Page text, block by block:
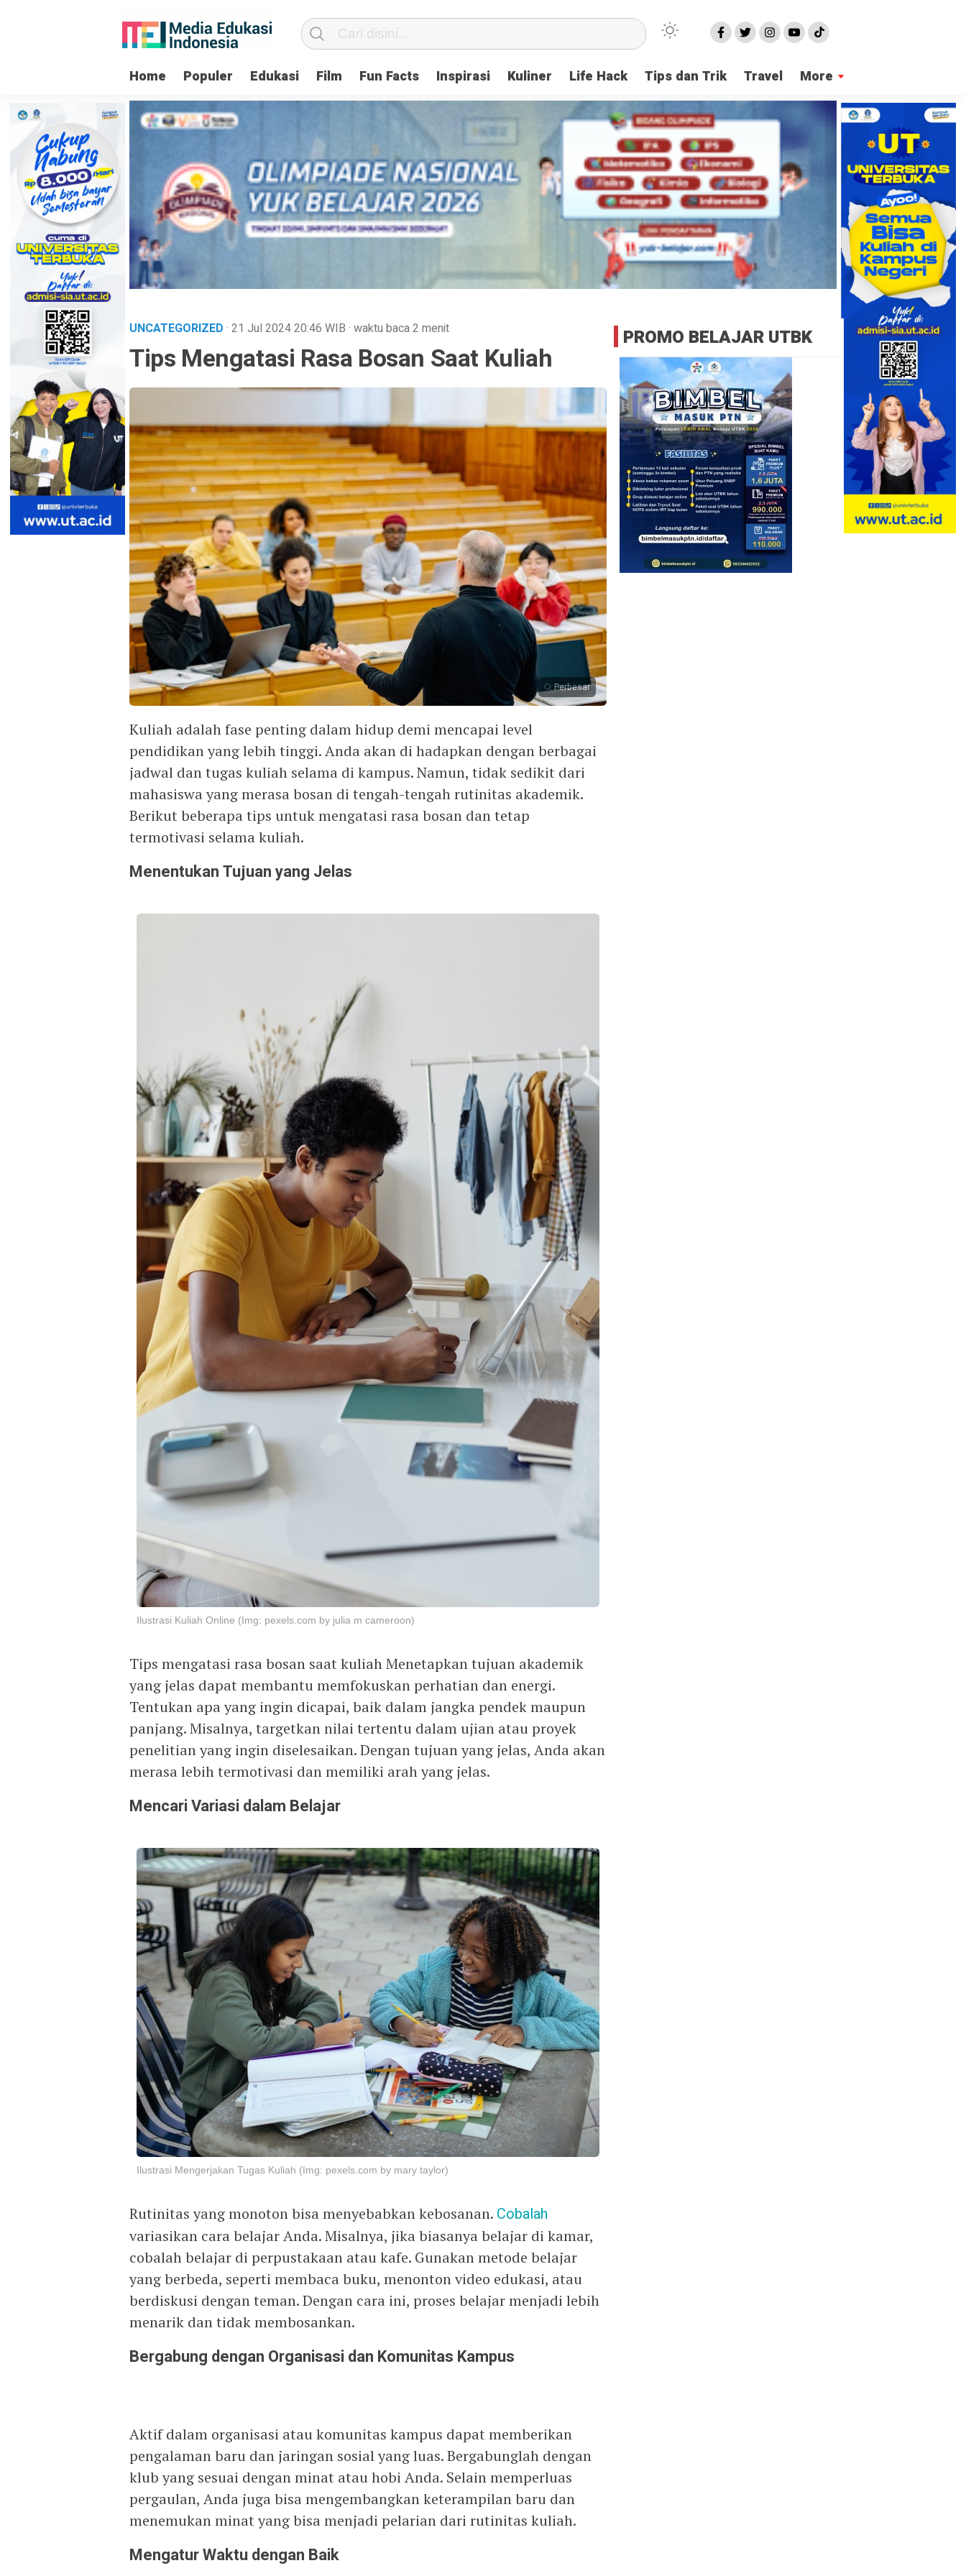
Home Populer Edukasi Film Fun Facts Inspirasi Kuliner Life Hack Tips dan Trik Travel More
UNCATEGORIZED · 21 Jul 202420:46 WIB · waktu baca 2 menit
Tips Mengatasi Rasa Bosan Saat Kuliah
Perbesar
Kuliah adalah fase penting dalam hidup demi mencapai level
pendidikan yang lebih tinggi. Anda akan di hadapkan dengan berbagai
jadwal dan tugas kuliah selama di kampus. Namun, tidak sedikit dari
mahasiswa yang merasa bosan di tengah-tengah rutinitas akademik.
Berikut beberapa tips untuk mengatasi rasa bosan dan tetap
termotivasi selama kuliah.
Menentukan Tujuan yang Jelas
Ilustrasi Kuliah Online (Img: pexels.com by julia m cameroon)
Tips mengatasi rasa bosan saat kuliah Menetapkan tujuan akademik
yang jelas dapat membantu memfokuskan perhatian dan energi.
Tentukan apa yang ingin dicapai, baik dalam jangka pendek maupun
panjang. Misalnya, targetkan nilai tertentu dalam ujian atau proyek
penelitian yang ingin diselesaikan. Dengan tujuan yang jelas, Anda akan
merasa lebih termotivasi dan memiliki arah yang jelas.
Mencari Variasi dalam Belajar
Ilustrasi Mengerjakan Tugas Kuliah (Img: pexels.com by mary taylor)
Rutinitas yang monoton bisa menyebabkan kebosanan. Cobalah
variasikan cara belajar Anda. Misalnya, jika biasanya belajar di kamar,
cobalah belajar di perpustakaan atau kafe. Gunakan metode belajar
yang berbeda, seperti membaca buku, menonton video edukasi, atau
berdiskusi dengan teman. Dengan cara ini, proses belajar menjadi lebih
menarik dan tidak membosankan.
Bergabung dengan Organisasi dan Komunitas Kampus
Aktif dalam organisasi atau komunitas kampus dapat memberikan
pengalaman baru dan jaringan sosial yang luas. Bergabunglah dengan
klub yang sesuai dengan minat atau hobi Anda. Selain memperluas
pergaulan, Anda juga bisa mengembangkan keterampilan baru dan
menemukan minat yang bisa menjadi pelarian dari rutinitas kuliah.
Mengatur Waktu dengan Baik
PROMO BELAJAR UTBK